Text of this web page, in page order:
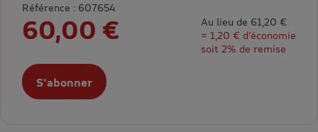
Référence : 607654
60,00 €
Au lieu de 61,20 €
= 1,20 € d’économie
soit 2% de remise
S'abonner